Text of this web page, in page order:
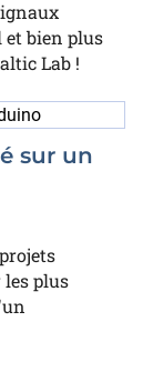
et bien plus
Lab !
sur un
les plus